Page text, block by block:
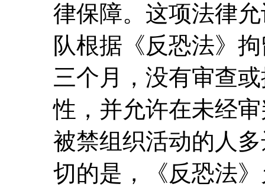
律保障。这项法律
队根据《反恐法》
三个月，没有审查
性，并允许在未经
被禁组织活动的人
切的是，《反恐法